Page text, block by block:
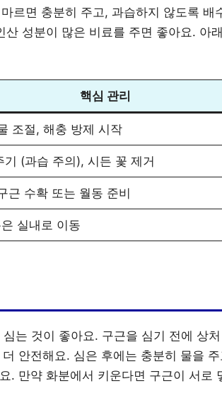
르면 충분히 주고, 과습하지 않도록 배
성분이 많은 비료를 주면 좋아요. 아
핵심 관리
조절, 해충 방제 시작
(과습 주의), 시든 꽃 제거
근 수확 또는 월동 준비
실내로 이동
는 것이 좋아요. 구근을 심기 전에 상
안전해요. 심은 후에는 충분히 물을
. 만약 화분에서 키운다면 구근이 서로